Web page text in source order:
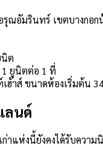
ณอัมรินทร์ เขตบางกอก
นิต
1 ยูนิตต่อ 1 ที่
าส์ ขนาดห้องเริ่มต้น
ลนด์
าแห่งนี้ยังคงได้รับคว